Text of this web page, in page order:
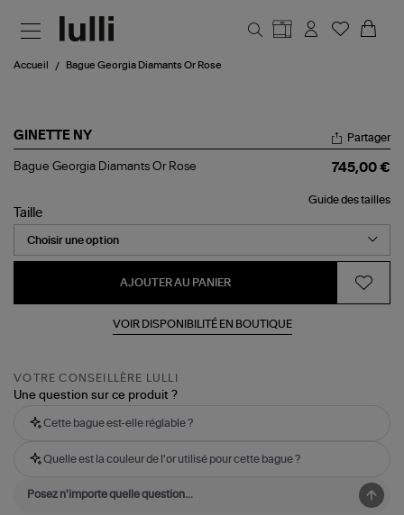
Accueil Bague Georgia Diamants Or Rose
GINETTE NY
Bague
Or
Rose
Partager
Bague Georgia Diamants Or Rose 745,00 €
Guide des tailles
Taille
AJOUTER AU PANIER
VOIR DISPONIBILITÉ EN BOUTIQUE
VOTRE CONSEILLÈRE LULLI
Une question sur ce produit ?
Cette bague est-elle réglable ?
Quelle est la couleur de l'or utilisé pour cette bague ?